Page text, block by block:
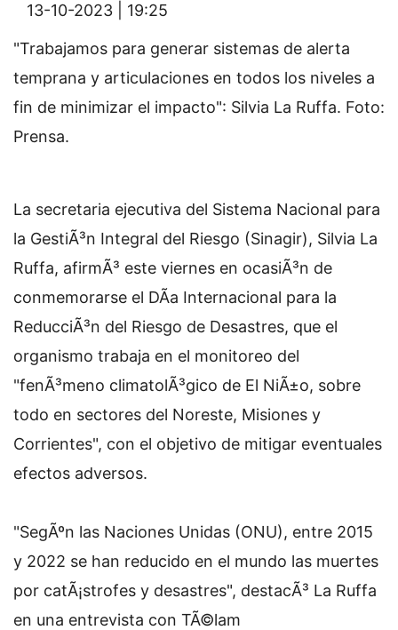
13-10-2023 | 19:25
"Trabajamos para generar sistemas de alerta
temprana y articulaciones en todos los niveles a
fin de minimizar el impacto": Silvia La Ruffa. Foto:
Prensa.
La secretaria ejecutiva del Sistema Nacional para
la GestiÃ³n Integral del Riesgo (Sinagir), Silvia La
Ruffa, afirmÃ³ este viernes en ocasiÃ³n de
conmemorarse el DÃ­a Internacional para la
ReducciÃ³n del Riesgo de Desastres, que el
organismo trabaja en el monitoreo del
"fenÃ³meno climatolÃ³gico de El NiÃ±o, sobre
todo en sectores del Noreste, Misiones y
Corrientes", con el objetivo de mitigar eventuales
efectos adversos.
"SegÃºn las Naciones Unidas (ONU), entre 2015
y 2022 se han reducido en el mundo las muertes
por catÃ¡strofes y desastres", destacÃ³ La Ruffa
en una entrevista con TÃ©lam